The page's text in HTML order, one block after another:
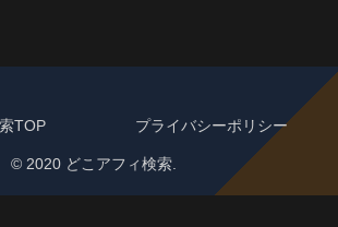
TOP プライバシーポリシー
© 2020 どこアフィ検索.